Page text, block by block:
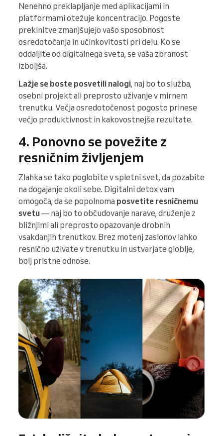
Nenehno preklapljanje med aplikacijami in
platformami otežuje koncentracijo. Pogoste
prekinitve zmanjšujejo vašo sposobnost
osredotočanja in učinkovitosti pri delu. Ko se
oddaljite od digitalnega sveta, se vaša zbranost
izboljša.
Lažje se boste posvetili nalogi, naj bo to služba,
osebni projekt ali preprosto uživanje v mirnem
trenutku. Večja osredotočenost pogosto prinese
večjo produktivnost in kakovostnejše rezultate.
4. Ponovno se povežite z
resničnim življenjem
Zlahka se tako poglobite v spletni svet, da pozabite
na dogajanje okoli sebe. Digitalni detox vam
omogoča, da se popolnoma posvetite resničnemu
svetu— naj bo to občudovanje narave, druženje z
bližnjimi ali preprosto opazovanje drobnih
vsakdanjih trenutkov. Brez motenj zaslonov lahko
resnično uživate v trenutku in ustvarjate globlje,
bolj pristne odnose.